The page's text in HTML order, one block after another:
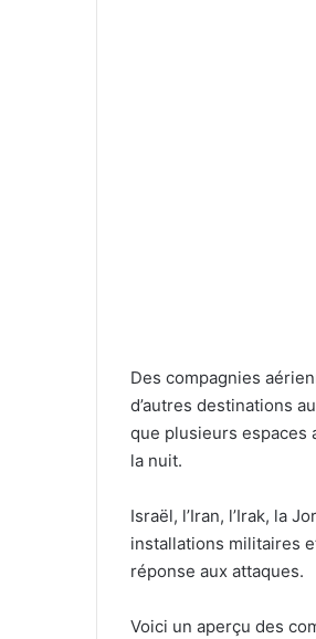
Des compagnies
d’autres destinations
que plusieurs espaces
la nuit.
Israël, l’Iran, l’Irak, la
installations militaires
réponse aux attaques.
Voici un aperçu des